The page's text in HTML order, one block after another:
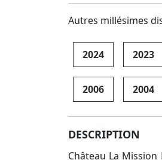
Autres millésimes
2024 2023
2006 2004
DESCRIPTION
Château La